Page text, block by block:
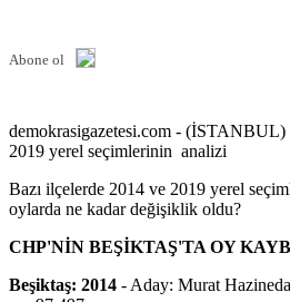
Abone ol
demokrasigazetesi.com -
2019 yerel seçimlerinin analizi
Bazı ilçelerde 2014 ve 2019 yerel
oylarda ne kadar değişiklik oldu?
CHP'NİN BEŞİKTAŞ'TA OY
Beşiktaş: 2014 - Aday: Murat